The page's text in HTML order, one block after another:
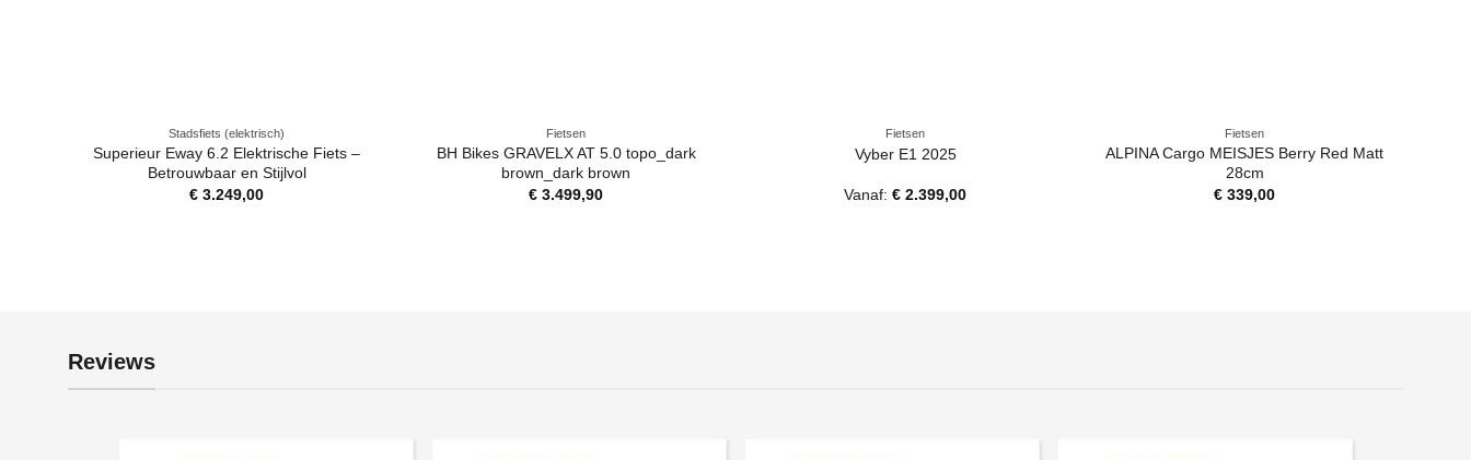
Stadsfiets (elektrisch)
Superieur Eway 6.2 Elektrische Fiets –
Betrouwbaar en Stijlvol
€ 3.249,00
Fietsen
BH Bikes GRAVELX AT 5.0 topo_dark
brown_dark brown
€ 3.499,90
Fietsen
Vyber E1 2025
Vanaf: € 2.399,00
Fietsen
ALPINA Cargo MEISJES Berry Red Matt
28cm
€ 339,00
Reviews